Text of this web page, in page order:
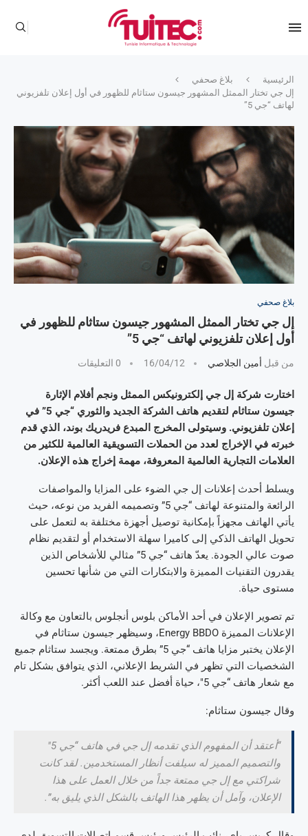
الرئيسية
بلاغ صحفي
إل جي تختار الممثل المشهور جيسون ستاثام للظهور في أول إعلان تلفزيوني
لهاتف “جي 5”
بلاغ صحفي
إل جي تختار الممثل المشهور جيسون ستاثام للظهور في
أول إعلان تلفزيوني لهاتف “جي 5”
من قبل أمين الجلاصي 16/04/12 0 التعليقات
اختارت شركة إل جي إلكترونيكس الممثل ونجم أفلام الإثارة
جيسون ستاثام لتقديم هاتف الشركة الجديد والثوري “جي 5” في
إعلان تلفزيوني. وسيتولى المخرج المبدع فريدريك بوند، الذي قدم
خبرته في الإخراج لعدد من الحملات التسويقية العالمية للكثير من
العلامات التجارية العالمية المعروفة، مهمة إخراج هذه الإعلان.
ويسلط أحدث إعلانات إل جي الضوء على المزايا والمواصفات
الرائعة والمتنوعة لهاتف “جي 5” وتصميمه الفريد من نوعه، حيث
يأتي الهاتف مجهزاً بإمكانية توصيل أجهزة مختلفة به لتعمل على
تحويل الهاتف الذكي إلى كاميرا سهلة الاستخدام أو لتقديم نظام
صوت عالي الجودة. يعدّ هاتف “جي 5” مثالي للأشخاص الذين
يقدرون التقنيات المميزة والابتكارات التي من شأنها تحسين
مستوى حياة.
تم تصوير الإعلان في أحد الأماكن بلوس أنجلوس بالتعاون مع وكالة
الإعلانات المميزة Energy BBDO، وسيظهر جيسون ستاثام في
الإعلان يختبر مزايا هاتف “جي 5” بطرق ممتعة. ويجسد ستاثام جميع
الشخصيات التي تظهر في الشريط الإعلاني، الذي يتوافق بشكل تام
مع شعار هاتف “جي 5″، حياة أفضل عند اللعب أكثر.
وقال جيسون ستاثام:
“أعتقد أن المفهوم الذي تقدمه إل جي في هاتف “جي 5″
والتصميم المميز له سيلفت أنظار المستخدمين. لقد كانت
شراكتي مع إل جي ممتعة جداً من خلال العمل على هذا
الإعلان، وآمل أن يظهر هذا الهاتف بالشكل الذي يليق به”.